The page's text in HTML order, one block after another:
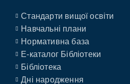
Стандарти вищої освіти
Навчальні плани
Нормативна база
E-каталог Бібліотеки
Бібліотека
Дні народження